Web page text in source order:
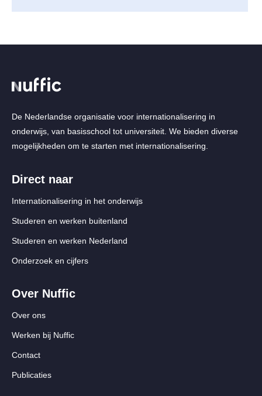
De Nederlandse organisatie voor internationalisering in
onderwijs, van basisschool tot universiteit. We bieden diverse
mogelijkheden om te starten met internationalisering.
Direct naar
Internationalisering in het onderwijs
Studeren en werken buitenland
Studeren en werken Nederland
Onderzoek en cijfers
Over Nuffic
Over ons
Werken bij Nuffic
Contact
Publicaties